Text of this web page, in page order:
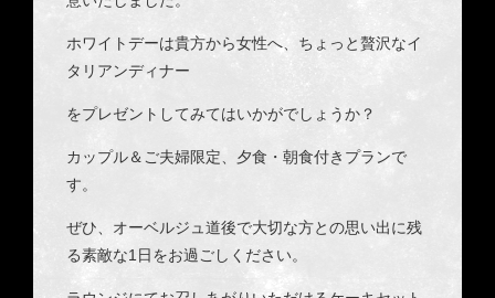
ホワイトデーは貴方から女性へ、ちょっと贅沢なイ
タリアンディナー
をプレゼントしてみてはいかがでしょうか？
カップル＆ご夫婦限定、夕食・朝食付きプランで
す。
ぜひ、オーベルジュ道後で大切な方との思い出に残
る素敵な1日をお過ごしください。